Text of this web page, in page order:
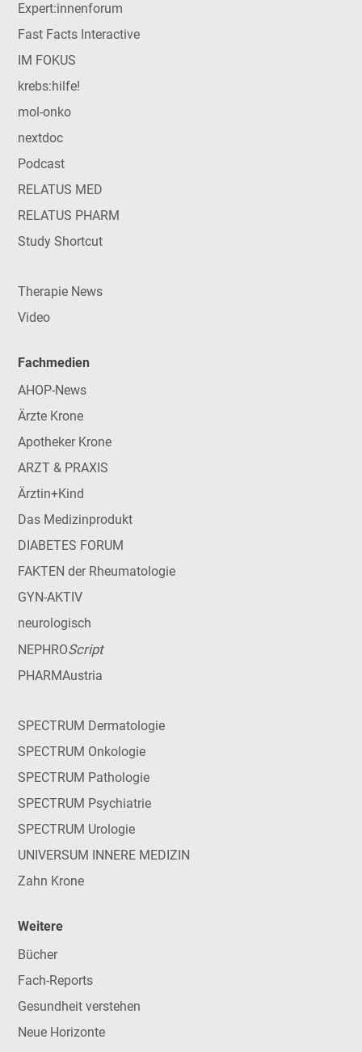
Expert:innenforum
Fast Facts Interactive
IM FOKUS
krebs:hilfe!
mol-onko
nextdoc
Podcast
RELATUS MED
RELATUS PHARM
Study Shortcut
Therapie News
Video
Fachmedien
AHOP-News
Ärzte Krone
Apotheker Krone
ARZT & PRAXIS
Ärztin+Kind
Das Medizinprodukt
DIABETES FORUM
FAKTEN der Rheumatologie
GYN-AKTIV
neurologisch
NEPHROScript
PHARMAustria
SPECTRUM Dermatologie
SPECTRUM Onkologie
SPECTRUM Pathologie
SPECTRUM Psychiatrie
SPECTRUM Urologie
UNIVERSUM INNERE MEDIZIN
Zahn Krone
Weitere
Bücher
Fach-Reports
Gesundheit verstehen
Neue Horizonte